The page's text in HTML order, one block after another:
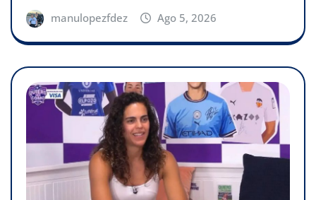
manulopezfdez Ago 5, 2026